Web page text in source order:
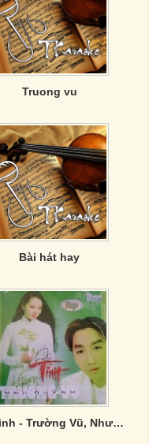
Truong vu
Bài hát hay
Lệ Tình - Trường Vũ, Như Quỳnh